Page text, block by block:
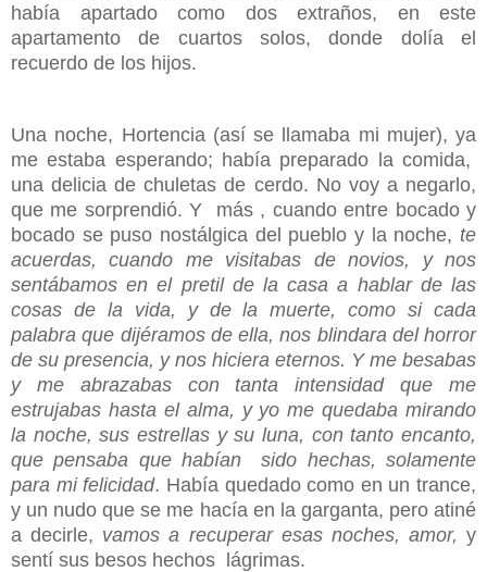
había apartado como dos extraños, en este
apartamento de cuartos solos, donde dolía el
recuerdo de los hijos.
Una noche, Hortencia (así se llamaba mi mujer), ya
me estaba esperando; había preparado la comida,
una delicia de chuletas de cerdo. No voy a negarlo,
que me sorprendió. Y más , cuando entre bocado y
bocado se puso nostálgica del pueblo y la noche, te
acuerdas, cuando me visitabas de novios, y nos
sentábamos en el pretil de la casa a hablar de las
cosas de la vida, y de la muerte, como si cada
palabra que dijéramos de ella, nos blindara del horror
de su presencia, y nos hiciera eternos. Y me besabas
y me abrazabas con tanta intensidad que me
estrujabas hasta el alma, y yo me quedaba mirando
la noche, sus estrellas y su luna, con tanto encanto,
que pensaba que habían sido hechas, solamente
para mi felicidad. Había quedado como en un trance,
y un nudo que se me hacía en la garganta, pero atiné
a decirle, vamos a recuperar esas noches, amor, y
sentí sus besos hechos lágrimas.